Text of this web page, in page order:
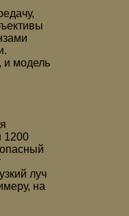
и модель
1200
луч
на